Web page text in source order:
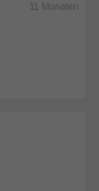
11 Monaten